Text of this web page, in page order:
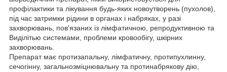
профілактики та лікування будь-яких новоутворень (пухолов),
під час затримки рідини в органах і набряках, у разі
захворювань, пов'язаних із лімфатичною, репродуктивною та
Виділітью системами, проблеми кровообігу, шкірних
захворювань.
Препарат має протизапальну, лімфатичну, протипухлинну,
сечогінну, загальнозміцнювальну та протинабрякову дію,